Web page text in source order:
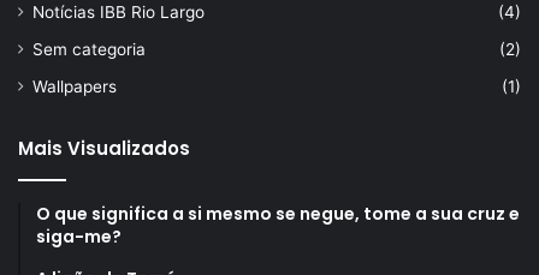
Notícias IBB Rio Largo
(4)
Sem categoria
(2)
Wallpapers
(1)
Mais Visualizados
O que significa a si mesmo se negue, tome a sua cruz e
siga-me?